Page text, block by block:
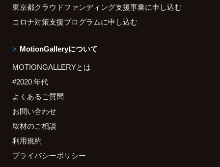
東京都クラウドファンディング支援事業に申し込む
コロナ対策支援プログラムに申し込む
MotionGalleryについて
MOTIONGALLERYとは
#2020 年代
よくあるご質問
お問い合わせ
取材のご相談
利用規約
プライバシーポリシー